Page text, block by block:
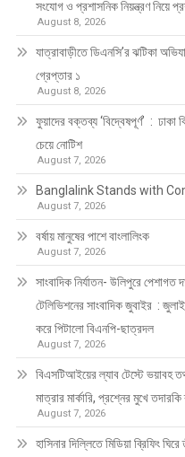
সংযোগ ও প্রশাসনিক নিয়ন্ত্রণ নিয়ে
August 8, 2026
যাত্রাবাড়ীতে ডিএনসি’র ঝটিকা
গ্রেপ্তার ১
August 8, 2026
ফুয়াদের বক্তব্য ‘বিদ্বেষপূর্ণ’ : ঢাকা
চেয়ে নোটিশ
August 7, 2026
Banglalink Stands with
August 7, 2026
বর্ষায় মানুষের পাশে বাংলালিংক
August 7, 2026
সাংবাদিক নির্যাতন- উলিপুরে পেশাগত
টেলিভিশনের সাংবাদিক জুবাইর :
করে পিটালো বিএনপি-ছাত্রদল
August 7, 2026
বিএসটিআইয়ের ল্যাব টেস্টে ভয়াবহ
মাত্রার মার্কারি, প্রশ্নের মুখে
August 7, 2026
হাসিনার দিল্লিতে মিডিয়া ব্রিফিং